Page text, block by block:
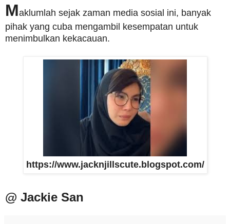
Maklumlah sejak zaman media sosial ini, banyak
pihak yang cuba mengambil kesempatan untuk
menimbulkan kekacauan.
https://www.jacknjillscute.blogspot.com/
@ Jackie San